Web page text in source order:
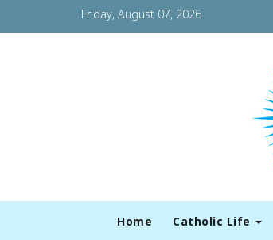
Friday, August 07, 2026
Home Catholic Life